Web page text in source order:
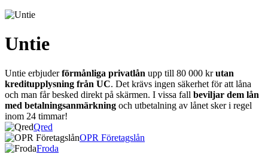
Untie
Untie erbjuderförmånliga privatlån upp till 80 000 krutan
kreditupplysning från UC. Det krävs ingen säkerhet för att låna
och man får besked direkt på skärmen. I vissa fall beviljar dem lån
med betalningsanmärkning och utbetalning av lånet sker i regel
inom 24 timmar!
Qred
OPR Företagslån
Froda